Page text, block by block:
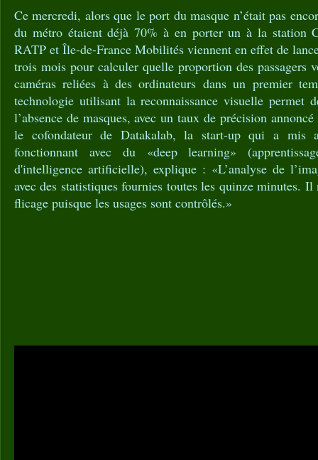
Ce mercredi, alors que le port du masque n’était pas
du métro étaient déjà 70% à en porter un à la station
RATP et Île-de-France Mobilités viennent en effet de
trois mois pour calculer quelle proportion des passagers
caméras reliées à des ordinateurs dans un premier
technologie utilisant la reconnaissance visuelle permet
l’absence de masques, avec un taux de précision
le cofondateur de Datakalab, la start-up qui a mis
fonctionnant avec du «deep learning»
d'intelligence artificielle), explique : «L’analyse de
avec des statistiques fournies toutes les quinze minutes. Il
flicage puisque les usages sont contrôlés.»